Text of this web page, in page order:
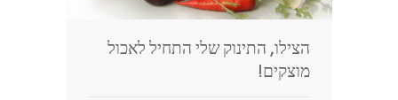
הצילו, התינוק שלי התחיל לאכול
מוצקים!